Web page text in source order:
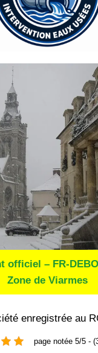
officiel – FR-
Zone de Viarmes
enregistrée au
page notée 5/5 -